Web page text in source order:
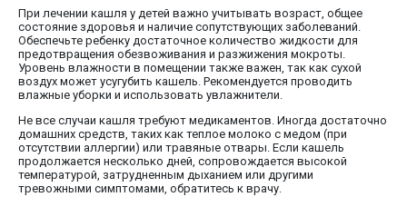
При лечении кашля у детей важно учитывать возраст, общее
состояние здоровья и наличие сопутствующих заболеваний.
Обеспечьте ребенку достаточное количество жидкости для
предотвращения обезвоживания и разжижения мокроты.
Уровень влажности в помещении также важен, так как сухой
воздух может усугубить кашель. Рекомендуется проводить
влажные уборки и использовать увлажнители.
Не все случаи кашля требуют медикаментов. Иногда достаточно
домашних средств, таких как теплое молоко с медом (при
отсутствии аллергии) или травяные отвары. Если кашель
продолжается несколько дней, сопровождается высокой
температурой, затрудненным дыханием или другими
тревожными симптомами, обратитесь к врачу.